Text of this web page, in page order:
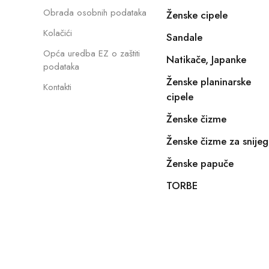
Obrada osobnih podataka
Kolačići
Opća uredba EZ o zaštiti
podataka
Kontakti
Ženske cipele
Sandale
Natikače, Japanke
Ženske planinarske
cipele
Ženske čizme
Ženske čizme za snijeg
Ženske papuče
TORBE